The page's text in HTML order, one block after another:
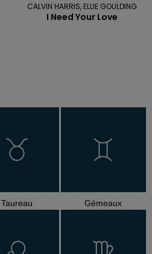
CALVIN HARRIS, ELLIE GOULDING
I Need Your Love
Taureau Gémeaux